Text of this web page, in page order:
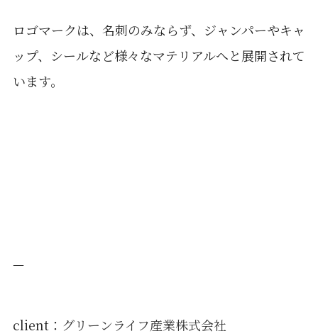
ロゴマークは、名刺のみならず、ジャンパーやキャ
ップ、シールなど様々なマテリアルへと展開されて
います。
—
client： グリーンライフ産業株式会社